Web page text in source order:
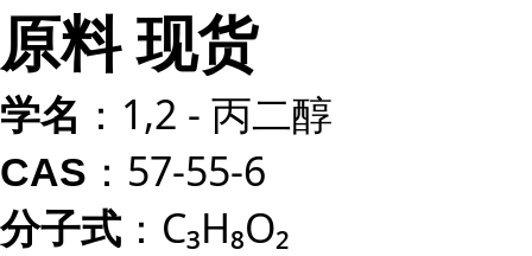
原料 现货
学名 ：1,2 - 丙二醇
CAS ：57-55-6
分子式 ：C₃H₈O₂